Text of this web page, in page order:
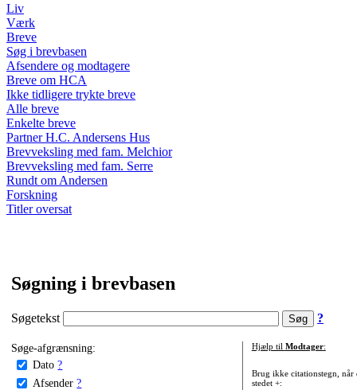
Liv
Værk
Breve
Søg i brevbasen
Afsendere og modtagere
Breve om HCA
Ikke tidligere trykte breve
Alle breve
Enkelte breve
Partner H.C. Andersens Hus
Brevveksling med fam. Melchior
Brevveksling med fam. Serre
Rundt om Andersen
Forskning
Titler oversat
Søgning i brevbasen
Søgetekst ?
Søge-afgrænsning:
Dato ?
Afsender ?
Hjælp til Modtager:
Brug ikke citationstegn, når
stedet +: